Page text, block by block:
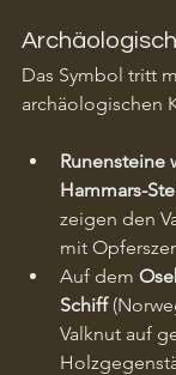
Das Symbol tritt
archäologischen
Runensteine
Hammars-
zeigen den
mit
Auf dem
Schiff
Valknut auf